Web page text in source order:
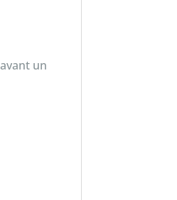
un